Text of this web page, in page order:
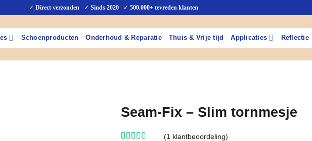
✓ Direct verzonden ✓ Sinds 2020✓ 500.000+ tevreden klanten
Schoenproducten Onderhoud & Reparatie Thuis & Vrije tijd Applicaties Reflectie
Seam-Fix – Slim tornmesje
(1 klantbeoordeling)